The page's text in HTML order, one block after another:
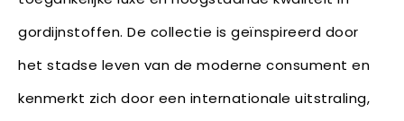
gordijnstoffen. De collectie is geïnspireerd door
het stadse leven van de moderne consument en
kenmerkt zich door een internationale uitstraling,